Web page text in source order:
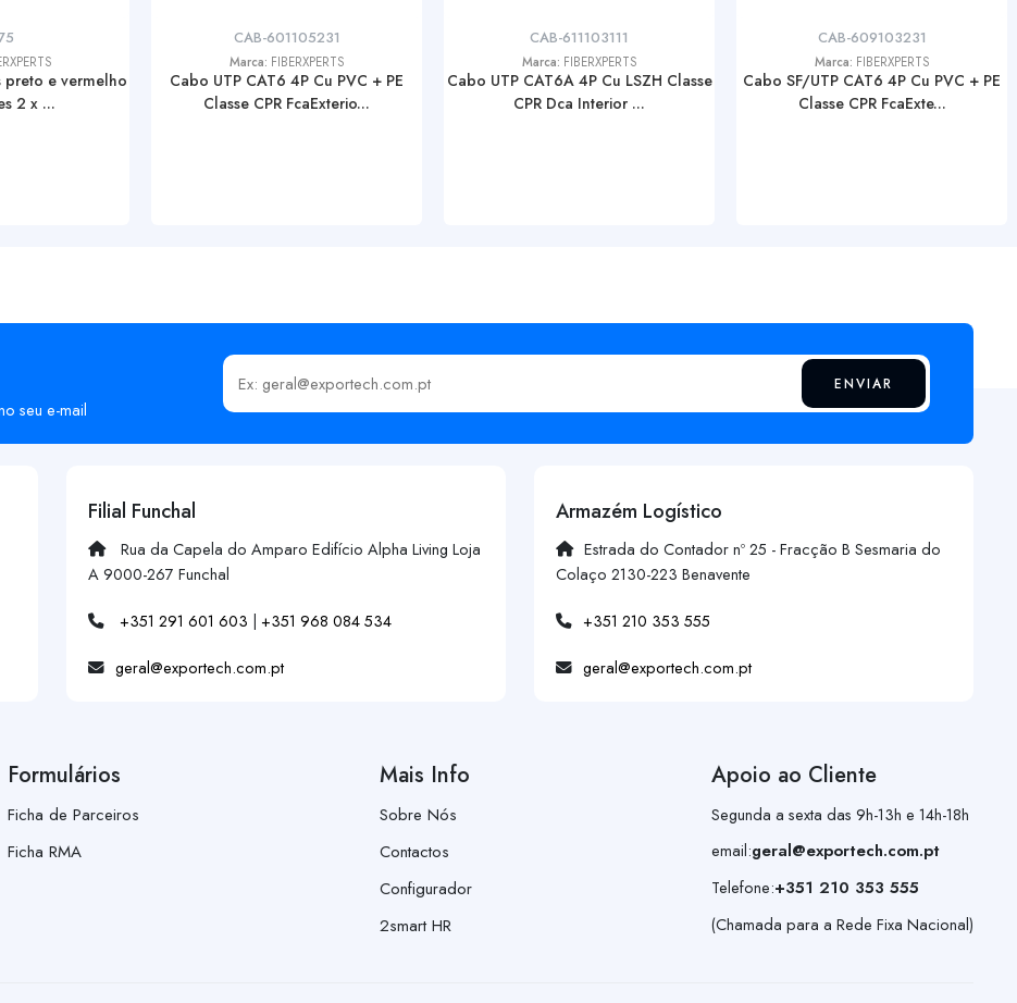
preto e vermelho
2 x ...
CAB-601105231
Marca: FIBERXPERTS
Cabo UTP CAT6 4P Cu PVC + PE
Classe CPR FcaExterio...
CAB-611103111
Marca: FIBERXPERTS
Cabo UTP CAT6A 4P Cu LSZH Classe
CPR Dca Interior ...
CAB-609103231
Marca: FIBERXPERTS
Cabo SF/UTP CAT6 4P Cu PVC + PE
Classe CPR FcaExte...
seu e-mail
Insira o seu email ENVIAR
Filial Funchal
Rua da Capela do Amparo Edifício Alpha Living Loja
A 9000-267 Funchal
+351 291 601 603 | +351 968 084 534
geral@exportech.com.pt
Armazém Logístico
Estrada do Contador nº 25 - Fracção B Sesmaria do
Colaço 2130-223 Benavente
+351 210 353 555
geral@exportech.com.pt
Formulários
Ficha de Parceiros
Ficha RMA
Mais Info
Sobre Nós
Contactos
Configurador
2smart HR
Apoio ao Cliente
Segunda a sexta das 9h-13h e 14h-18h
email:geral@exportech.com.pt
Telefone:+351 210 353 555
(Chamada para a Rede Fixa Nacional)